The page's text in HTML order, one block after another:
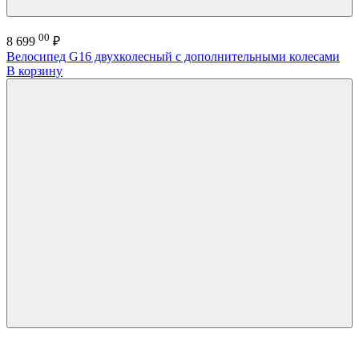
8 699 00 ₽
Велосипед G16 двухколесный с дополнительными колесами
В корзину